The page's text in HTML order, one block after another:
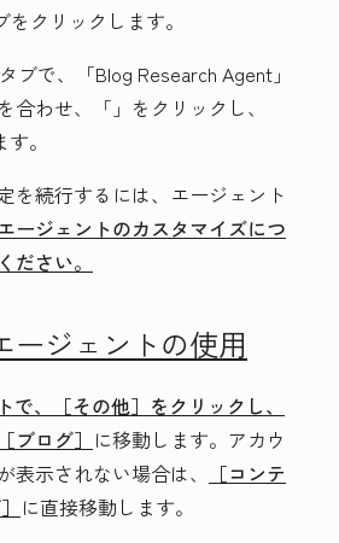
をクリックします。
タブで、「Blog Research Agent」
合わせ、「 」をクリックし、
。
を続行するには、エージェント
ージェントのカスタマイズにつ
ださい。
ージェントの使用
、
［その他］をクリックし、
［ブログ］ に移動します。アカウ
表示されない場合は、
［コンテ
に直接移動します。